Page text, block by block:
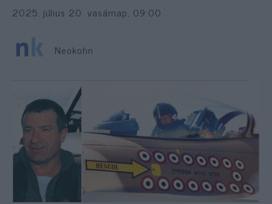
2025. július 20. vasárnap, 09:00
Neokohn